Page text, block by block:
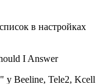
в настройках
I Answer
у Beeline, Tele2, Kcell